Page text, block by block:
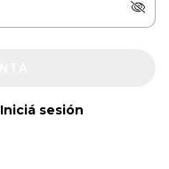
Iniciá sesión